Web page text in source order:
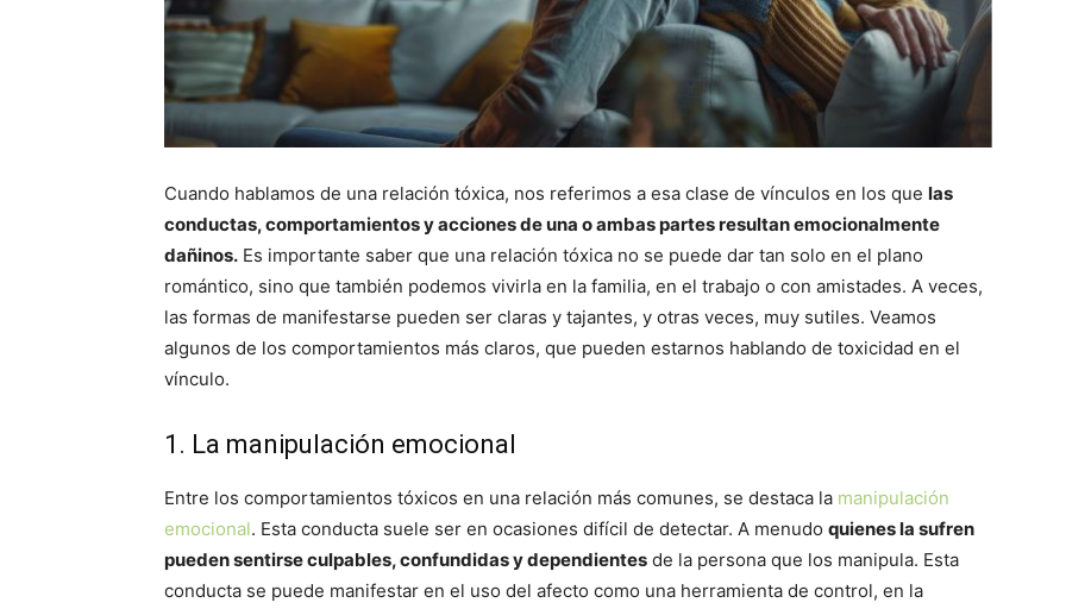
Cuando hablamos de una relación tóxica, nos referimos a esa clase de vínculos en los que las
conductas, comportamientos y acciones de una o ambas partes resultan emocionalmente
dañinos. Es importante saber que una relación tóxica no se puede dar tan solo en el plano
romántico, sino que también podemos vivirla en la familia, en el trabajo o con amistades. A veces,
las formas de manifestarse pueden ser claras y tajantes, y otras veces, muy sutiles. Veamos
algunos de los comportamientos más claros, que pueden estarnos hablando de toxicidad en el
vínculo.
1. La manipulación emocional
Entre los comportamientos tóxicos en una relación más comunes, se destaca la manipulación
emocional. Esta conducta suele ser en ocasiones difícil de detectar. A menudo quienes la sufren
pueden sentirse culpables, confundidas y dependientes de la persona que los manipula. Esta
conducta se puede manifestar en el uso del afecto como una herramienta de control, en la